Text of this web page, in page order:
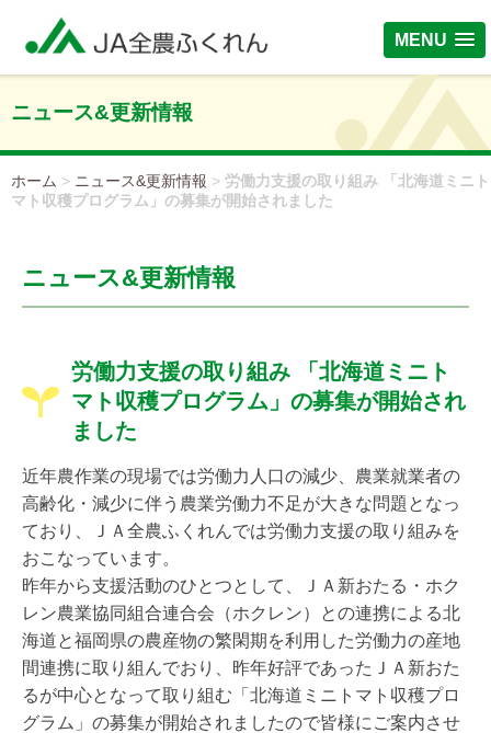
MENU
ニュース&更新情報
ホーム > ニュース&更新情報 > 労働力支援の取り組み 「北海道ミニト
マト収穫プログラム」の募集が開始されました
ニュース&更新情報
労働力支援の取り組み 「北海道ミニト
マト収穫プログラム」の募集が開始され
ました
近年農作業の現場では労働力人口の減少、農業就業者の
高齢化・減少に伴う農業労働力不足が大きな問題となっ
ており、ＪＡ全農ふくれんでは労働力支援の取り組みを
おこなっています。
昨年から支援活動のひとつとして、ＪＡ新おたる・ホク
レン農業協同組合連合会（ホクレン）との連携による北
海道と福岡県の農産物の繁閑期を利用した労働力の産地
間連携に取り組んでおり、昨年好評であったＪＡ新おた
るが中心となって取り組む「北海道ミニトマト収穫プロ
グラム」の募集が開始されましたので皆様にご案内させ